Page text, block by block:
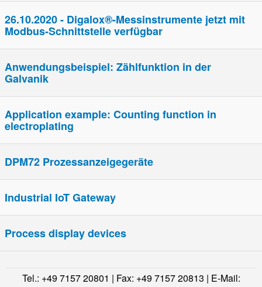
26.10.2020 - Digalox®-Messinstrumente jetzt mit
Modbus-Schnittstelle verfügbar
Anwendungsbeispiel: Zählfunktion in der
Galvanik
Application example: Counting function in
electroplating
DPM72 Prozessanzeigegeräte
Industrial IoT Gateway
Process display devices
Tel.: +49 7157 20801 | Fax: +49 7157 20813 | E-Mail: